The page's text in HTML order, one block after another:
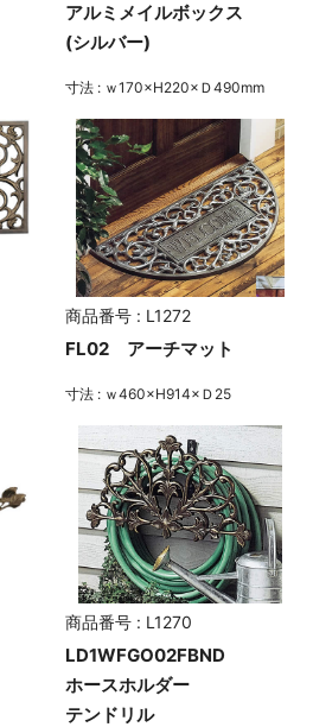
アルミメイルボックス
(シルバー)
寸法 : ｗ170×H220×Ｄ490mm
商品番号 : L1272
FL02 アーチマット
寸法 : ｗ460×H914×Ｄ25
商品番号 : L1270
LD1WFGO02FBND
ホースホルダー
テンドリル